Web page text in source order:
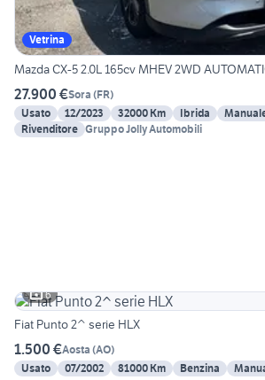
Vetrina
Mazda CX-5 2.0L 165cv MHEV 2WD
27.900 €Sora (FR)
Usato
12/2023 32000 Km Ibrida
Rivenditore Gruppo Jolly Automobili
6
Fiat Punto 2^ serie HLX
1.500 €Aosta (AO)
Usato
07/2002 81000 Km Benzina